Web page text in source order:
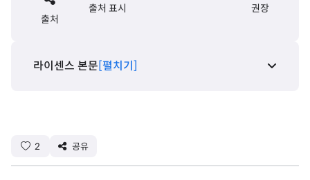
출처
출처 표시 권장
라이센스 본문[펼치기]
2 공유